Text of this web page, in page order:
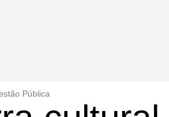
Pública